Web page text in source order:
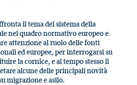
il tema del sistema della
nel quadro normativo europeo e
attenzione al ruolo delle fonti
ed europee, per interrogarsi su
la cornice, e al tempo stesso il
alcune delle principali novità
migrazione e asilo.